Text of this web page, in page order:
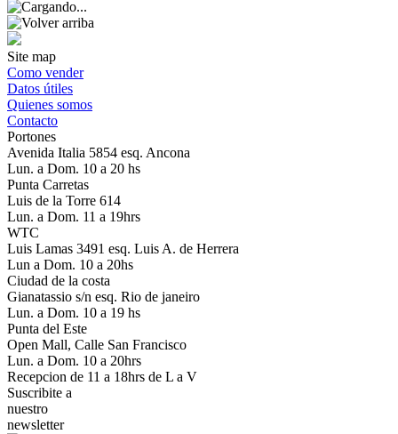
Site map
Como vender
Datos útiles
Quienes somos
Contacto
Portones
Avenida Italia 5854 esq. Ancona
Lun. a Dom. 10 a 20 hs
Punta Carretas
Luis de la Torre 614
Lun. a Dom. 11 a 19hrs
WTC
Luis Lamas 3491 esq. Luis A. de Herrera
Lun a Dom. 10 a 20hs
Ciudad de la costa
Gianatassio s/n esq. Rio de janeiro
Lun. a Dom. 10 a 19 hs
Punta del Este
Open Mall, Calle San Francisco
Lun. a Dom. 10 a 20hrs
Recepcion de 11 a 18hrs de L a V
Suscribite a
nuestro
newsletter